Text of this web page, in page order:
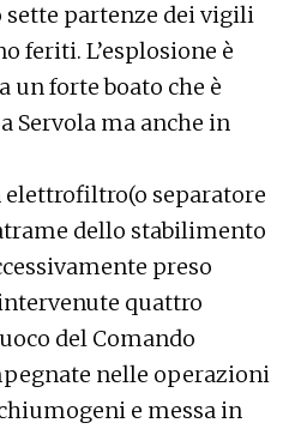
partenze dei vigili
feriti. L’esplosione è
un forte boato che è
Servola ma anche in
elettrofiltro(o separatore
dello stabilimento
preso
quattro
del Comando
nelle operazioni
e messa in